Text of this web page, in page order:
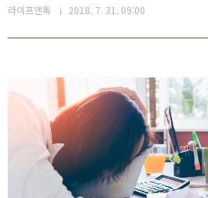
라이프앤톡 2018. 7. 31. 09:00